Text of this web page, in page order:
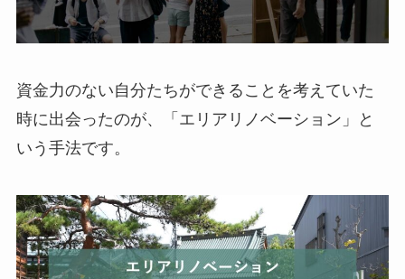
資金力のない自分たちができることを考えていた
時に出会ったのが、「エリアリノベーション」と
いう手法です。